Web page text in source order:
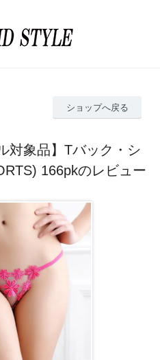
ショップへ戻る
対象品】Tバック・シ
166pkのレビュー